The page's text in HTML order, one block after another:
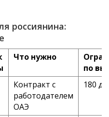
россиянина:
Что нужно
по
Контракт с
работодателем
ОАЭ
180